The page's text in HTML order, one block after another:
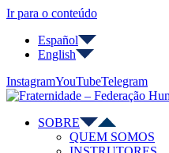
Ir para o conteúdo
Español
English
InstagramYouTubeTelegram
SOBRE
QUEM SOMOS